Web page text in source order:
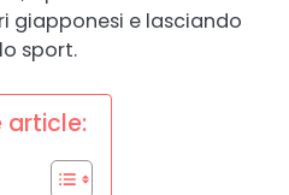
giapponesi e lasciando
sport.
article: